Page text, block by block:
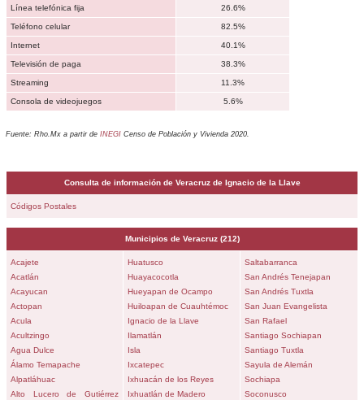
Línea telefónica fija 26.6%
Teléfono celular 82.5%
Internet 40.1%
Televisión de paga 38.3%
Streaming 11.3%
Consola de videojuegos 5.6%
Fuente: Rho.Mx a partir de INEGI Censo de Población y Vivienda 2020.
Consulta de información de Veracruz de Ignacio de la Llave
Códigos Postales
Municipios de Veracruz(212)
Acajete
Acatlán
Acayucan
Actopan
Acula
Acultzingo
Agua Dulce
Álamo Temapache
Alpatláhuac
Alto Lucero de Gutiérrez
Huatusco
Huayacocotla
Hueyapan de Ocampo
Huiloapan de Cuauhtémoc
Ignacio de la Llave
Ilamatlán
Isla
Ixcatepec
Ixhuacán de los Reyes
Ixhuatlán de Madero
Saltabarranca
San Andrés Tenejapan
San Andrés Tuxtla
San Juan Evangelista
San Rafael
Santiago Sochiapan
Santiago Tuxtla
Sayula de Alemán
Sochiapa
Soconusco